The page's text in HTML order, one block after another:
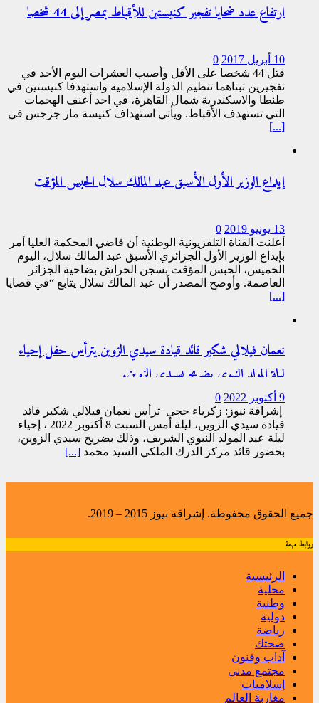
ارتفاع عدد ضحايا تفجير كنيستين للأقباط بمصر إلى 44 شخصا
10 أبريل 2017
0
قتل 44 شخصا على الأقل وأصيب العشرات اليوم الأحد في
تفجيرين تبناهما تنظيم الدولة الإسلامية واستهدفا كنيستين في
طنطا والاسكندرية شمال القاهرة، في احد أعنف الهجمات
التي تستهدف الأقباط. ويأتي استهداف كنيسة مار جرجس في
[...]
إيداع الوزير الأول الأسبق عبد المالك سلال الحبس المؤقت
13 يونيو 2019
0
أعلنت القناة التلفزيونية الوطنية أن قاضي المحكمة العليا أمر
بإيداع الوزير الأول الجزائري الأسبق عبد المالك سلال، اليوم
الخميس، الحبس المؤقت بسجن الحراش بضاحية الجزائر
العاصمة. وأوضح المصدر أن عبد المالك سلال يتابع “في قضايا
[...]
نعمان فيلالي شكير قائد قيادة سيدي الزوين يترأس حفل إحياء
ليلة المولد النبوي بضريح بسيدي الزوين.
9 أكتوبر 2022
0
إشراقة نيوز: زكرياء حجي ترأس نعمان فيلالي شكير قائد
قيادة سيدي الزوين، ليلة أمس السبت 8 أكتوبر 2022 ، إحياء
ليلة عيد المولد النبوي الشريف، وذلك بضريح سيدي الزوين،
بحضور قائد مركز الدرك الملكي السيد محمد [...]
جميع الحقوق محفوظة. إشراقة نيوز 2015 – 2019.
روابط مهمة
الرئيسية
محلية
وطنية
دولية
رياضة
صحتك
آداب وفنون
مجتمع مدني
إسلاميات
مغاربة العالم